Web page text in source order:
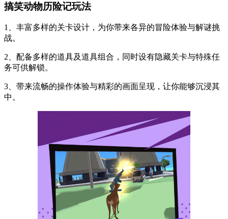
搞笑动物历险记玩法
1、丰富多样的关卡设计，为你带来各异的冒险体验与解谜挑
战。
2、配备多样的道具及道具组合，同时设有隐藏关卡与特殊任
务可供解锁。
3、带来流畅的操作体验与精彩的画面呈现，让你能够沉浸其
中。